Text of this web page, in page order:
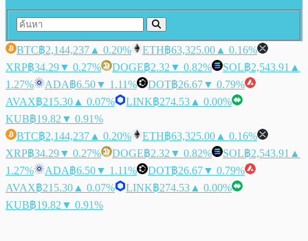
BTC฿2,144,237 ▲ 0.20% ETH฿63,325.00 ▲ 0.16%
XRP฿34.29▼ 0.27% DOGE฿2.32 ▼ 0.82% SOL฿2,543.91 ▲
1.27%
ADA฿6.50▼ 1.11% DOT฿26.67▼ 0.79%
AVAX฿215.30 ▲ 0.07% LINK฿274.53 ▲ 0.00%
KUB฿19.82 ▼ 0.91%
BTC฿2,144,237 ▲ 0.20% ETH฿63,325.00 ▲ 0.16%
XRP฿34.29▼ 0.27% DOGE฿2.32 ▼ 0.82% SOL฿2,543.91 ▲
1.27%
ADA฿6.50▼ 1.11% DOT฿26.67▼ 0.79%
AVAX฿215.30 ▲ 0.07% LINK฿274.53 ▲ 0.00%
KUB฿19.82 ▼ 0.91%